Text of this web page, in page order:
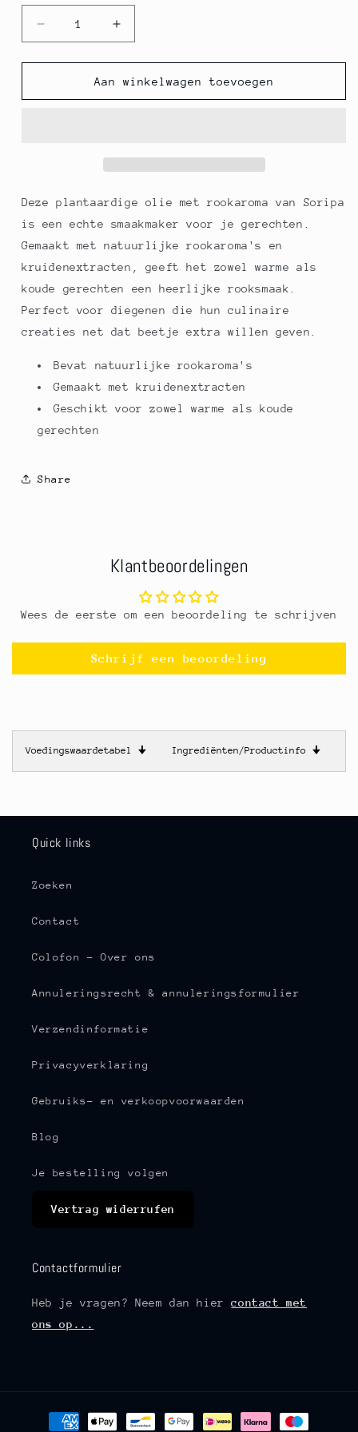
Aantal
verlagen
voor
Rookaroma
in
ml
Aantal
verhogen
voor
Rookaroma
in
ml
Aan winkelwagen toevoegen
Deze plantaardige olie met rookaroma van Soripa
is een echte smaakmaker voor je gerechten.
Gemaakt met natuurlijke rookaroma's en
kruidenextracten, geeft het zowel warme als
koude gerechten een heerlijke rooksmaak.
Perfect voor diegenen die hun culinaire
creaties net dat beetje extra willen geven.
Bevat natuurlijke rookaroma's
Gemaakt met kruidenextracten
Geschikt voor zowel warme als koude
gerechten
Share
Klantbeoordelingen
Wees de eerste om een beoordeling te schrijven
Schrijf een beoordeling
Voedingswaardetabel 🠋 Ingrediënten/Productinfo 🠋
Quick links
Zoeken
Contact
Colofon - Over ons
Annuleringsrecht & annuleringsformulier
Verzendinformatie
Privacyverklaring
Gebruiks- en verkoopvoorwaarden
Blog
Je bestelling volgen
Vertrag widerrufen
Contactformulier
Heb je vragen? Neem dan hiercontact met
ons op...
Betaalmethoden